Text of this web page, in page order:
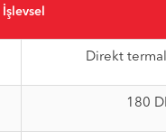
İşlevsel
Direkt
180